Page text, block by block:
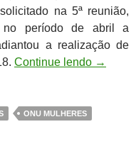
na 5ª reunião,
no período de abril a
a realização de
Continue lendo →
ONU MULHERES